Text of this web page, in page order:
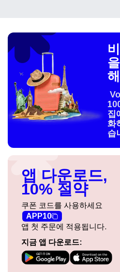
집
화
습
앱 다운로드,
10% 절약
쿠폰 코드를 사용하세요
APP10
앱 첫 주문에 적용됩니다.
지금 앱 다운로드: